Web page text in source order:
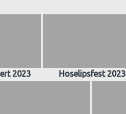
2023 Hoselipsfest 2023